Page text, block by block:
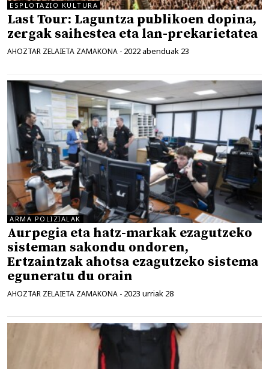
ESPLOTAZIO KULTURA
Last Tour: Laguntza publikoen dopina,
zergak saihestea eta lan-prekarietatea
AHOZTAR ZELAIETA ZAMAKONA - 2022 abenduak 23
ARMA POLIZIALAK
Aurpegia eta hatz-markak ezagutzeko
sisteman sakondu ondoren,
Ertzaintzak ahotsa ezagutzeko sistema
eguneratu du orain
AHOZTAR ZELAIETA ZAMAKONA - 2023 urriak 28